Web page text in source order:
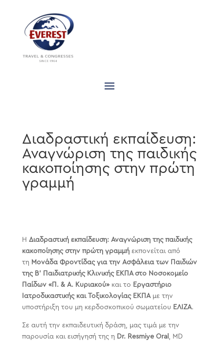
Διαδραστική εκπαίδευση:
Αναγνώριση της παιδικής
κακοποίησης στην πρώτη
γραμμή
Η Διαδραστική εκπαίδευση: Αναγνώριση της παιδικής
κακοποίησης στην πρώτη γραμμήεκπονείται από
τη Μονάδα Φροντίδας για την Ασφάλεια των Παιδιών
της Β’ Παιδιατρικής Κλινικής ΕΚΠΑ στο Νοσοκομείο
Παίδων «Π. & Α. Κυριακού»και το Εργαστήριο
Ιατροδικαστικής και Τοξικολογίας ΕΚΠΑμε την
υποστήριξη του μη κερδοσκοπικού σωματείου ΕΛΙΖΑ.
Σε αυτή την εκπαιδευτική δράση, μας τιμά με την
παρουσία και εισήγησή της η Dr. Resmiye Oral , MD